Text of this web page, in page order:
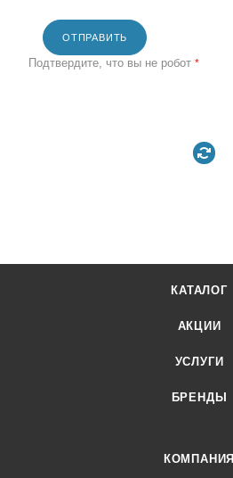
ОТПРАВИТЬ
Подтвердите, что вы не робот *
КАТАЛОГ
АКЦИИ
УСЛУГИ
БРЕНДЫ
КОМПАНИЯ